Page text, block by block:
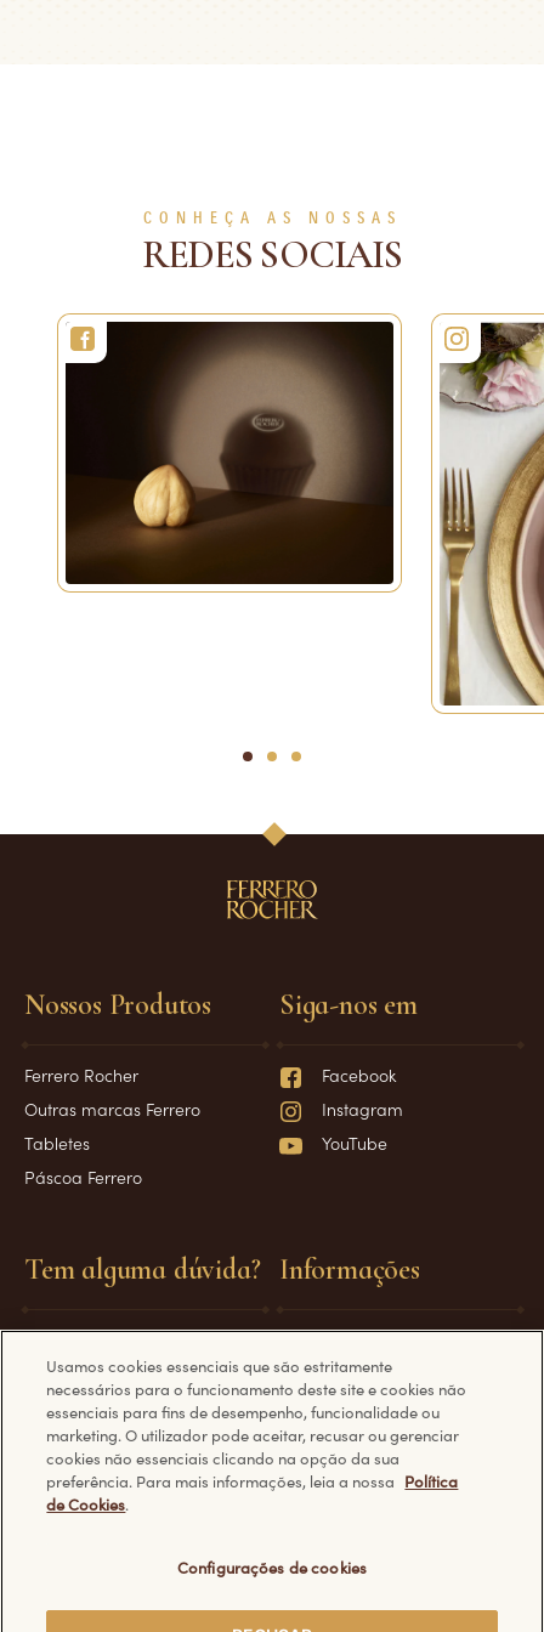
CONHEÇA AS NOSSAS
REDES SOCIAIS
1 2 3
Nossos Produtos
Ferrero Rocher
Outras marcas Ferrero
Tabletes
Páscoa Ferrero
Tem alguma dúvida?
Perguntas Frequentes
Fale Conosco
Informações
Requisitos técnicos
Política de Privacidade
Política de Cookies
Siga-nos em
Facebook
Instagram
YouTube
Descubra outros sites da Ferrero:
Usamos cookies essenciais que são estritamente
necessários para o funcionamento deste site e cookies não
essenciais para fins de desempenho, funcionalidade ou
marketing. O utilizador pode aceitar, recusar ou gerenciar
cookies não essenciais clicando na opção da sua
preferência. Para mais informações, leia a nossa Política
de Cookies.
Configurações de cookies